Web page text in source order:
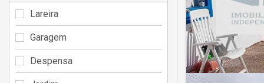
Lareira
Garagem
Despensa